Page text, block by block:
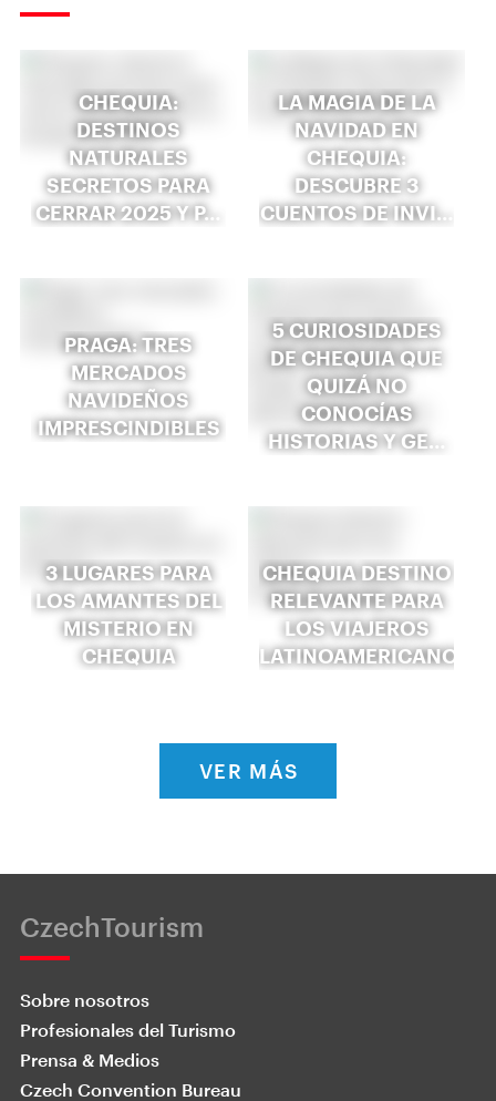
CHEQUIA:
DESTINOS
NATURALES
SECRETOS PARA
CERRAR 2025 Y P…
LA MAGIA DE LA
NAVIDAD EN
CHEQUIA:
DESCUBRE 3
CUENTOS DE INVI…
PRAGA: TRES
MERCADOS
NAVIDEÑOS
IMPRESCINDIBLES
5 CURIOSIDADES
DE CHEQUIA QUE
QUIZÁ NO
CONOCÍAS
HISTORIAS Y GE…
3 LUGARES PARA
LOS AMANTES DEL
MISTERIO EN
CHEQUIA
CHEQUIA DESTINO
RELEVANTE PARA
LOS VIAJEROS
LATINOAMERICANOS.
VER MÁS
CzechTourism
Sobre nosotros
Profesionales del Turismo
Prensa & Medios
Czech Convention Bureau